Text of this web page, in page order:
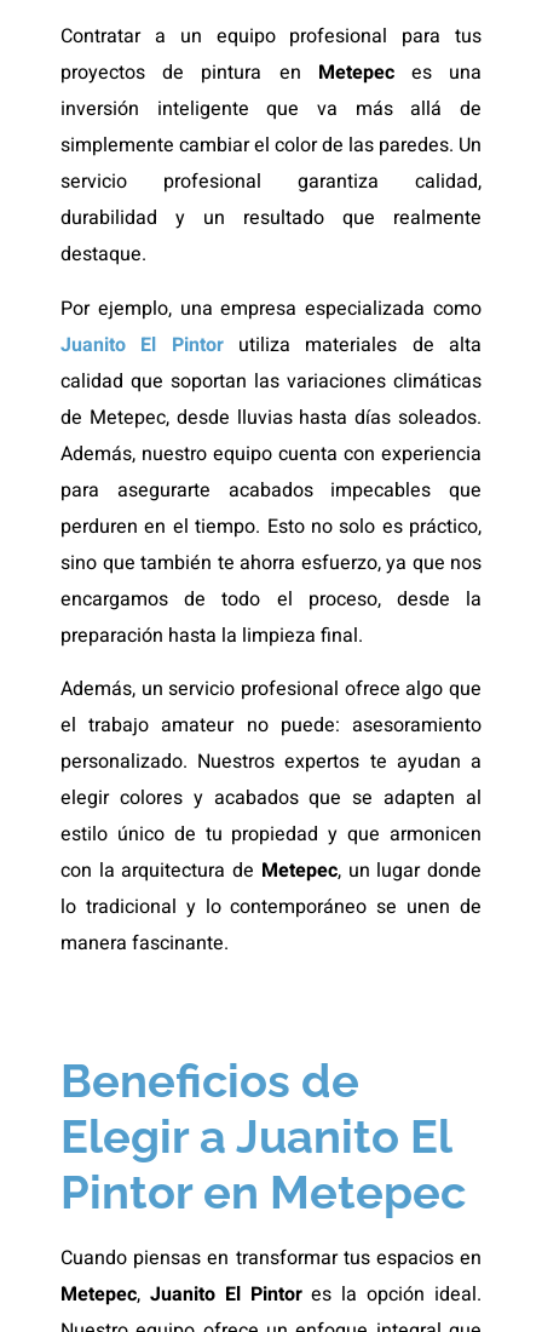
Contratar a un equipo profesional para tus
proyectos de pintura en Metepeces una
inversión inteligente que va más allá de
simplemente cambiar el color de las paredes. Un
servicio profesional garantiza calidad,
durabilidad y un resultado que realmente
destaque.
Por ejemplo, una empresa especializada como
Juanito El Pintorutiliza materiales de alta
calidad que soportan las variaciones climáticas
de Metepec, desde lluvias hasta días soleados.
Además, nuestro equipo cuenta con experiencia
para asegurarte acabados impecables que
perduren en el tiempo. Esto no solo es práctico,
sino que también te ahorra esfuerzo, ya que nos
encargamos de todo el proceso, desde la
preparación hasta la limpieza final.
Además, un servicio profesional ofrece algo que
el trabajo amateur no puede: asesoramiento
personalizado. Nuestros expertos te ayudan a
elegir colores y acabados que se adapten al
estilo único de tu propiedad y que armonicen
con la arquitectura de Metepec, un lugar donde
lo tradicional y lo contemporáneo se unen de
manera fascinante.
Beneficios de
Elegir a Juanito El
Pintor en Metepec
Cuando piensas en transformar tus espacios en
Metepec, Juanito El Pintores la opción ideal.